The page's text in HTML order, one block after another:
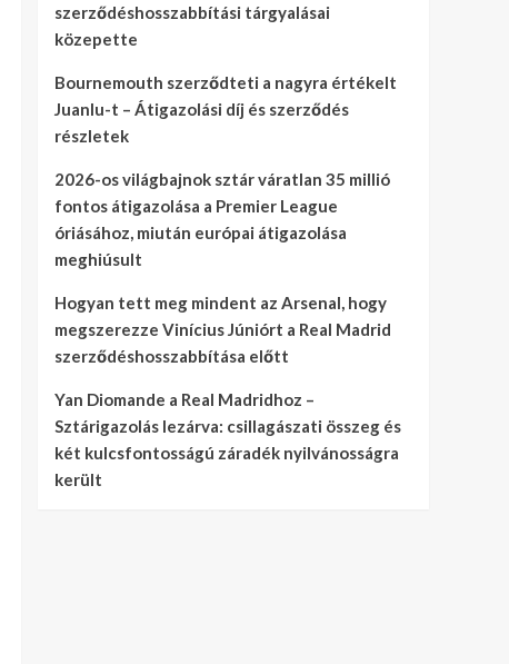
szerződéshosszabbítási tárgyalásai
közepette
Bournemouth szerződteti a nagyra értékelt
Juanlu-t – Átigazolási díj és szerződés
részletek
2026-os világbajnok sztár váratlan 35 millió
fontos átigazolása a Premier League
óriásához, miután európai átigazolása
meghiúsult
Hogyan tett meg mindent az Arsenal, hogy
megszerezze Vinícius Júniórt a Real Madrid
szerződéshosszabbítása előtt
Yan Diomande a Real Madridhoz –
Sztárigazolás lezárva: csillagászati összeg és
két kulcsfontosságú záradék nyilvánosságra
került